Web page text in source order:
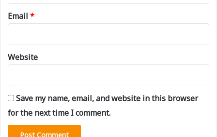
Email *
Website
Save my name, email, and website in this browser
for the next time I comment.